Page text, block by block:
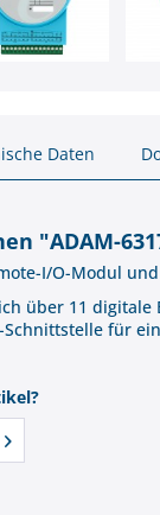
Daten
"ADAM-
I/O-Modul
über 11 digitale
Schnittstelle für